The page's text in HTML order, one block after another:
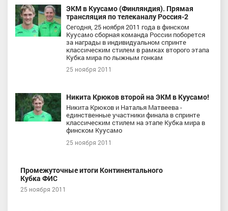
ЭКМ в Куусамо (Финляндия). Прямая
трансляция по телеканалу Россия-2
Сегодня, 25 ноября 2011 года в финском
Куусамо сборная команда России поборется
за награды в индивидуальном спринте
классическим стилем в рамках второго этапа
Кубка мира по лыжным гонкам
25 ноября 2011
Никита Крюков второй на ЭКМ в Куусамо!
Никита Крюков и Наталья Матвеева -
единственные участники финала в спринте
классическим стилем на этапе Кубка мира в
финском Куусамо
25 ноября 2011
Промежуточные итоги Континентального
Кубка ФИС
25 ноября 2011